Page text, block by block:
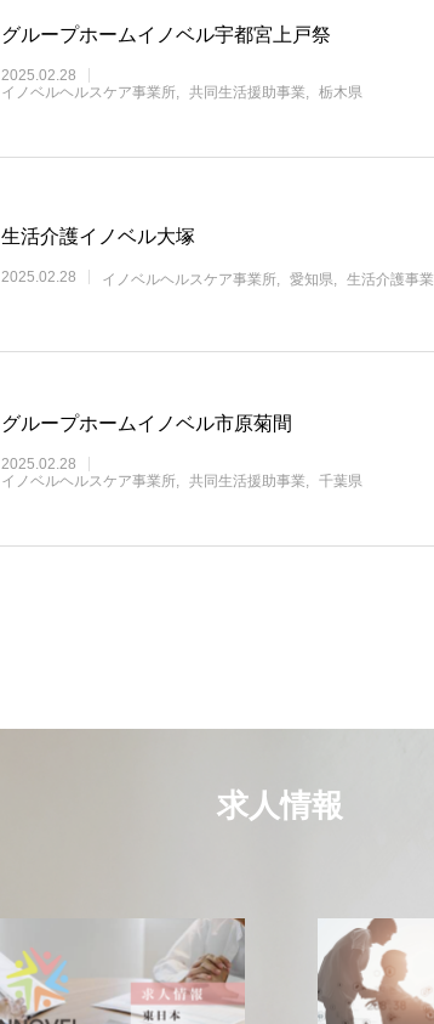
グループホームイノベル宇都宮上戸祭
2025.02.28
イノベルヘルスケア事業所
共同生活援助事業 栃木県
生活介護イノベル大塚
2025.02.28 イノベルヘルスケア事業所 愛知県 生活介護事業
グループホームイノベル市原菊間
2025.02.28
イノベルヘルスケア事業所
共同生活援助事業 千葉県
求人情報